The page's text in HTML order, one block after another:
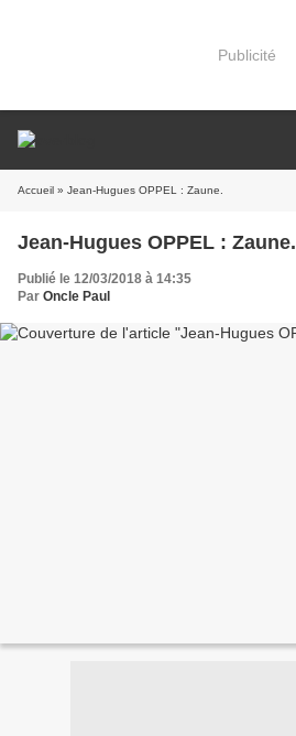
Publicité
Accueil » Jean-Hugues OPPEL : Zaune.
Jean-Hugues OPPEL : Zaune.
Publié le 12/03/2018 à 14:35
Par Oncle Paul